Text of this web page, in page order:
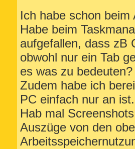
Ich habe schon
Habe beim
aufgefallen, dass zB
obwohl nur ein Tab
es was zu bedeuten?
Zudem habe ich
PC einfach nur an
Hab mal
Auszüge von den